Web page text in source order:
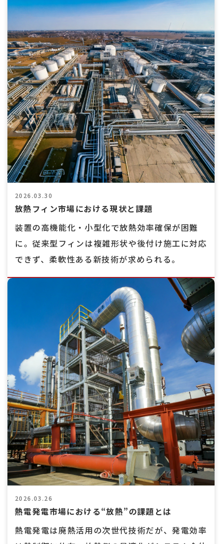
2026.03.30
放熱フィン市場における現状と課題
装置の高機能化・小型化で放熱効率確保が困難
に。従来型フィンは複雑形状や後付け施工に対応
できず、柔軟性ある新技術が求められる。
2026.03.26
熱電発電市場における“放熱”の課題とは
熱電発電は廃熱活用の次世代技術だが、発電効率